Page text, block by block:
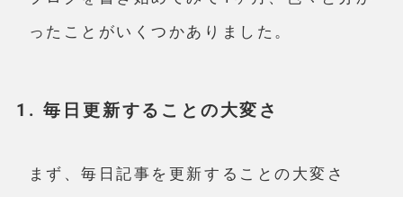
ったことがいくつかありました。
1. 毎日更新することの大変さ
まず、毎日記事を更新することの大変さ